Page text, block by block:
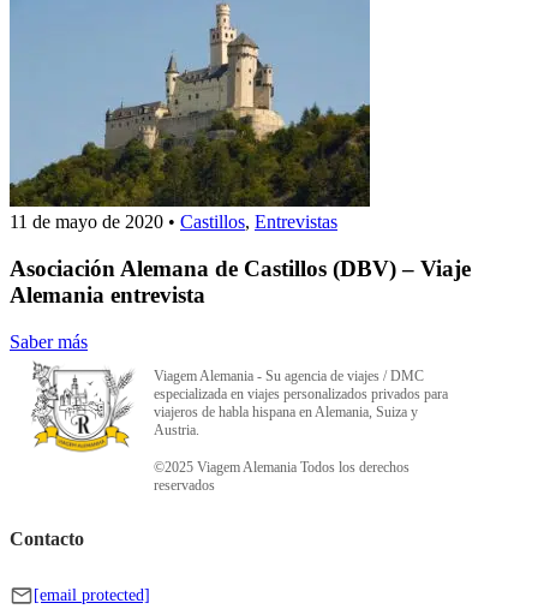
11 de mayo de 2020 • Castillos, Entrevistas
Asociación Alemana de Castillos (DBV) – Viaje
Alemania entrevista
Saber más
Viagem Alemania - Su agencia de viajes / DMC
especializada en viajes personalizados privados para
viajeros de habla hispana en Alemania, Suiza y
Austria.
©2025 Viagem Alemania Todos los derechos
reservados
Contacto
[email protected]